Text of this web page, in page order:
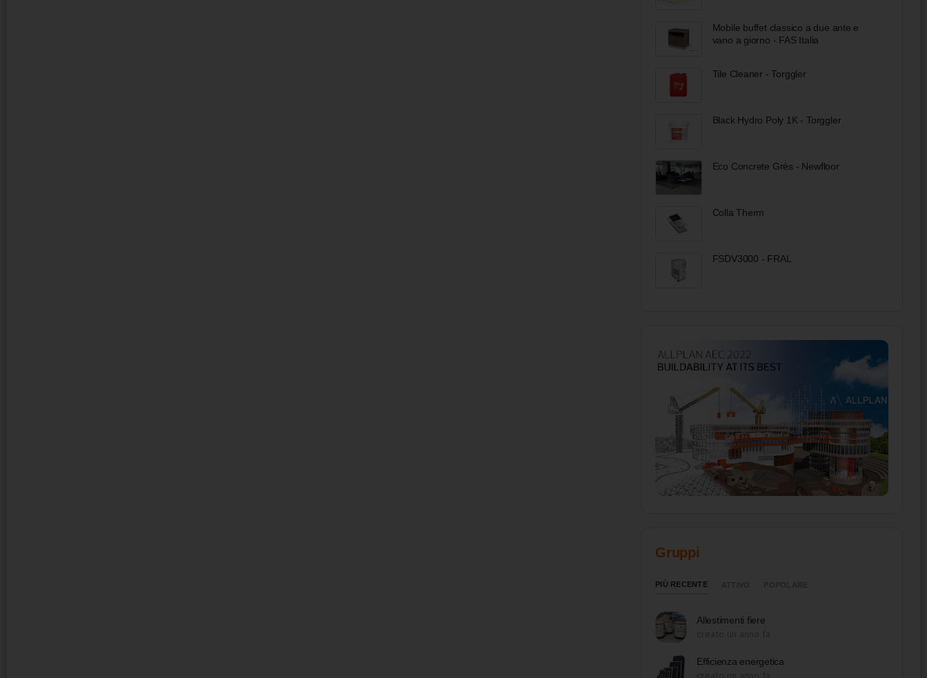
Mobile buffet classico a due ante e
vano a giorno - FAS Italia
Tile Cleaner - Torggler
Black Hydro Poly 1K - Torggler
Eco Concrete Grès - Newfloor
Colla Therm
FSDV3000 - FRAL
Gruppi
PIÙ RECENTE
Allestimenti fiere
Efficienza energetica